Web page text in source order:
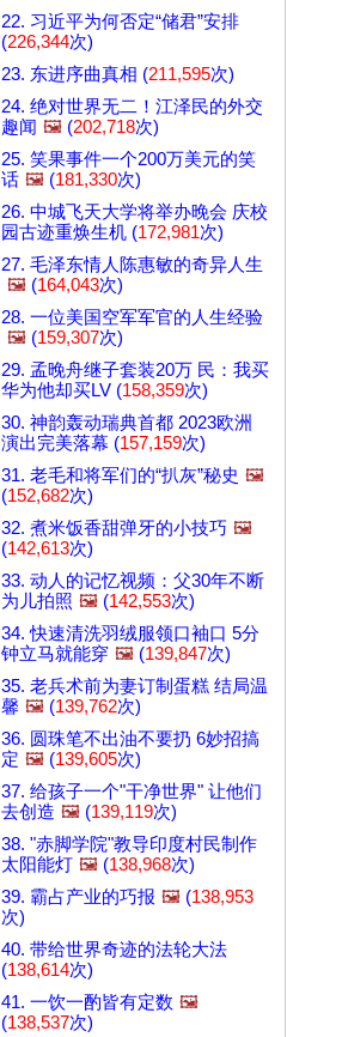
22. 习近平为何否定“储君”安排
(226,344次)
23. 东进序曲真相 (211,595次)
24. 绝对世界无二！江泽民的外交
趣闻 🖼️ (202,718次)
25. 笑果事件一个200万美元的笑
话 🖼️ (181,330次)
26. 中城飞天大学将举办晚会 庆校
园古迹重焕生机 (172,981次)
27. 毛泽东情人陈惠敏的奇异人生
🖼️ (164,043次)
28. 一位美国空军军官的人生经验
🖼️ (159,307次)
29. 孟晚舟继子套装20万 民：我买
华为他却买LV (158,359次)
30. 神韵轰动瑞典首都 2023欧洲
演出完美落幕 (157,159次)
31. 老毛和将军们的“扒灰”秘史 🖼️
(152,682次)
32. 煮米饭香甜弹牙的小技巧 🖼️
(142,613次)
33. 动人的记忆视频：父30年不断
为儿拍照 🖼️ (142,553次)
34. 快速清洗羽绒服领口袖口 5分
钟立马就能穿 🖼️ (139,847次)
35. 老兵术前为妻订制蛋糕 结局温
馨 🖼️ (139,762次)
36. 圆珠笔不出油不要扔 6妙招搞
定 🖼️ (139,605次)
37. 给孩子一个"干净世界" 让他们
去创造 🖼️ (139,119次)
38. "赤脚学院"教导印度村民制作
太阳能灯 🖼️ (138,968次)
39. 霸占产业的巧报 🖼️ (138,953
次)
40. 带给世界奇迹的法轮大法
(138,614次)
41. 一饮一酌皆有定数 🖼️
(138,537次)